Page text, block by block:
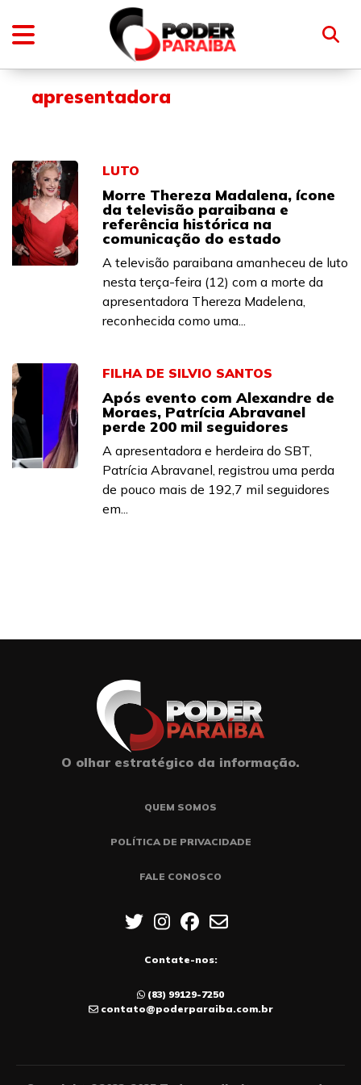
apresentadora
LUTO
Morre Thereza Madalena, ícone
da televisão paraibana e
referência histórica na
comunicação do estado
A televisão paraibana amanheceu de luto
nesta terça-feira (12) com a morte da
apresentadora Thereza Madelena,
reconhecida como uma...
FILHA DE SILVIO SANTOS
Após evento com Alexandre de
Moraes, Patrícia Abravanel
perde 200 mil seguidores
A apresentadora e herdeira do SBT,
Patrícia Abravanel, registrou uma perda
de pouco mais de 192,7 mil seguidores
em...
O olhar estratégico da informação.
QUEM SOMOS
POLÍTICA DE PRIVACIDADE
FALE CONOSCO
Contate-nos:
(83) 99129-7250
contato@poderparaiba.com.br